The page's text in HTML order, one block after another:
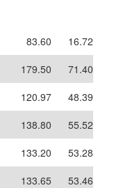
83.60
16.72
179.50
71.40
120.97
48.39
138.80
55.52
133.20
53.28
133.65
53.46